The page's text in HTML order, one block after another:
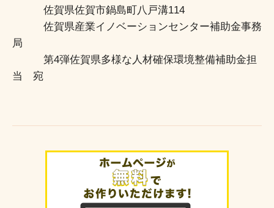
佐賀県佐賀市鍋島町八戸溝114
佐賀県産業イノベーションセンター補助金事務
局
第4弾佐賀県多様な人材確保環境整備補助金担
当 宛